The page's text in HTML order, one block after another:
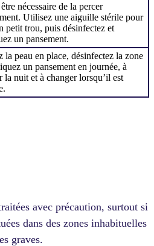
nécessaire de la percer
Utilisez une aiguille stérile pour
petit trou, puis désinfectez et
un pansement.
la peau en place, désinfectez la zone
un pansement en journée, à
la nuit et à changer lorsqu’il est
avec précaution, surtout si
dans des zones inhabituelles
graves.